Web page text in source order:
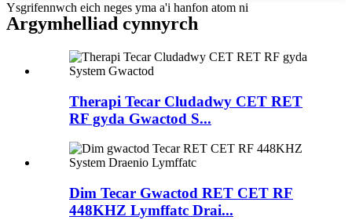
Ysgrifennwch eich neges yma a'i hanfon atom ni
Argymhelliad cynnyrch
Therapi Tecar Cludadwy CET RET
RF gyda Gwactod S...
Dim Tecar Gwactod RET CET RF
448KHZ Lymffatc Drai...